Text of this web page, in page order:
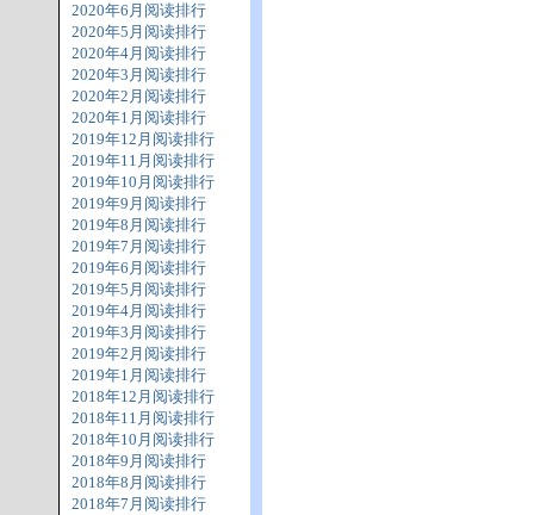
2020年6月阅读排行
2020年5月阅读排行
2020年4月阅读排行
2020年3月阅读排行
2020年2月阅读排行
2020年1月阅读排行
2019年12月阅读排行
2019年11月阅读排行
2019年10月阅读排行
2019年9月阅读排行
2019年8月阅读排行
2019年7月阅读排行
2019年6月阅读排行
2019年5月阅读排行
2019年4月阅读排行
2019年3月阅读排行
2019年2月阅读排行
2019年1月阅读排行
2018年12月阅读排行
2018年11月阅读排行
2018年10月阅读排行
2018年9月阅读排行
2018年8月阅读排行
2018年7月阅读排行